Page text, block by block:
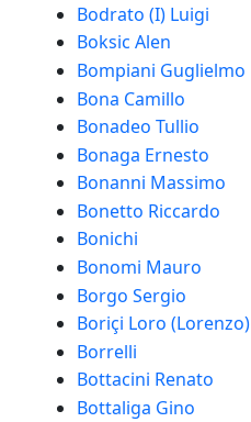
Bodrato (I) Luigi
Boksic Alen
Bompiani Guglielmo
Bona Camillo
Bonadeo Tullio
Bonaga Ernesto
Bonanni Massimo
Bonetto Riccardo
Bonichi
Bonomi Mauro
Borgo Sergio
Boriçi Loro (Lorenzo)
Borrelli
Bottacini Renato
Bottaliga Gino